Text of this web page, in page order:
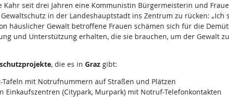
Kahr seit drei Jahren eine Kommunistin Bürgermeisterin und
in der Landeshauptstadt ins Zentrum zu rücken:
häuslicher Gewalt betroffene Frauen schämen sich für die
und Unterstützung erhalten, die sie brauchen, um der Gewalt
, die es in Graz gibt:
Tafeln mit Notrufnummern auf Straßen und Plätzen
Einkaufszentren (Citypark, Murpark) mit Notruf-Telefonkontakten